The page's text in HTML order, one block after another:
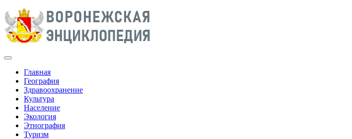
Главная
География
Здравоохранение
Культура
Население
Экология
Этнография
Туризм